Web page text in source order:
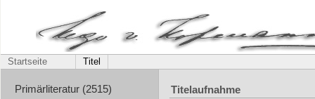
Startseite Titel
Primärliteratur (2515)
Titelaufnahme